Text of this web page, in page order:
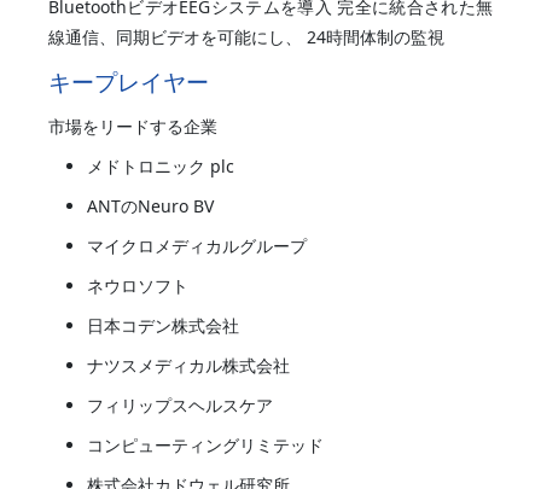
BluetoothビデオEEGシステムを導入 完全に統合された無
線通信、同期ビデオを可能にし、 24時間体制の監視
キープレイヤー
市場をリードする企業
メドトロニック plc
ANTのNeuro BV
マイクロメディカルグループ
ネウロソフト
日本コデン株式会社
ナツスメディカル株式会社
フィリップスヘルスケア
コンピューティングリミテッド
株式会社カドウェル研究所